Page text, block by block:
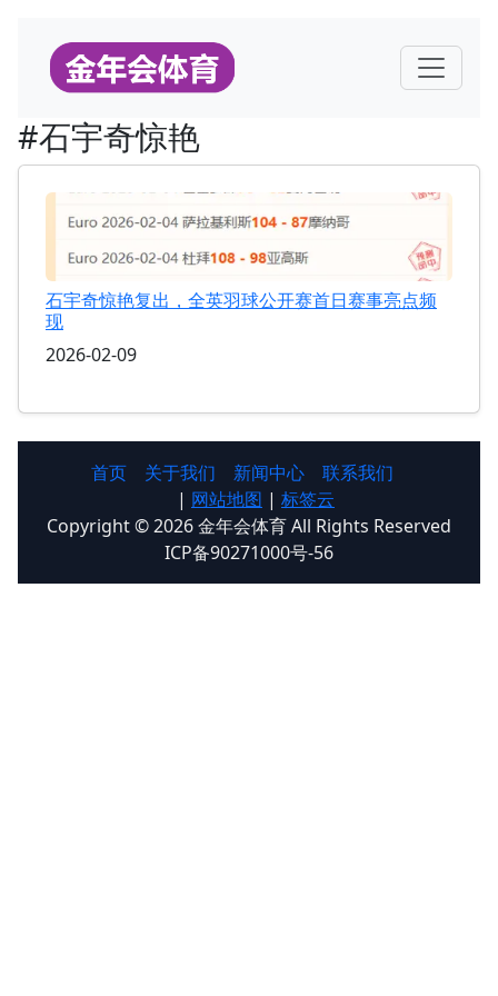
#石宇奇惊艳
石宇奇惊艳复出，全英羽球公开赛首日赛事亮点频
现
2026-02-09
首页 关于我们 新闻中心
联系我们
| 网站地图 | 标签云
Copyright © 2026 金年会体育 All Rights Reserved
ICP备90271000号-56